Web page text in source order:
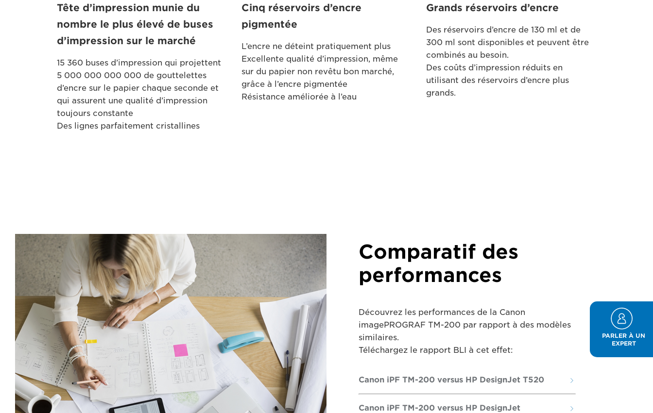
Tête d’impression munie du
nombre le plus élevé de buses
d’impression sur le marché
15 360 buses d’impression qui projettent
5 000 000 000 000 de gouttelettes
d’encre sur le papier chaque seconde et
qui assurent une qualité d’impression
toujours constante
Des lignes parfaitement cristallines
Cinq réservoirs d’encre
pigmentée
L’encre ne déteint pratiquement plus
Excellente qualité d’impression, même
sur du papier non revêtu bon marché,
grâce à l’encre pigmentée
Résistance améliorée à l’eau
Grands réservoirs d’encre
Des réservoirs d’encre de 130 ml et de
300 ml sont disponibles et peuvent être
combinés au besoin.
Des coûts d’impression réduits en
utilisant des réservoirs d’encre plus
grands.
Comparatif des
performances
Découvrez les performances de la Canon
imagePROGRAF TM-200 par rapport à des modèles
similaires.
Téléchargez le rapport BLI à cet effet:
Canon iPF TM-200 versus HP DesignJet T520
Canon iPF TM-200 versus HP DesignJet
PARLER À UN
EXPERT